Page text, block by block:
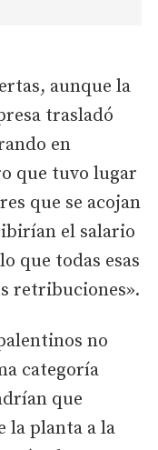
aunque la
trasladó
en
que tuvo lugar
que se acojan
el salario
que todas esas
retribuciones».
no
categoría
que
la planta a la